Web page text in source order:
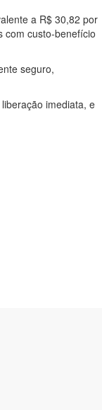
a R$ 30,82 por
com custo-benefício
seguro,
imediata, e